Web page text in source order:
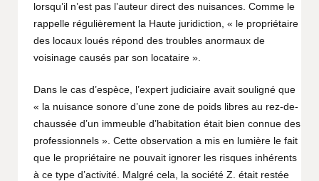
lorsqu’il n’est pas l’auteur direct des nuisances. Comme le
rappelle régulièrement la Haute juridiction, « le propriétaire
des locaux loués répond des troubles anormaux de
voisinage causés par son locataire ».
Dans le cas d’espèce, l’expert judiciaire avait souligné que
« la nuisance sonore d’une zone de poids libres au rez-de-
chaussée d’un immeuble d’habitation était bien connue des
professionnels ». Cette observation a mis en lumière le fait
que le propriétaire ne pouvait ignorer les risques inhérents
à ce type d’activité. Malgré cela, la société Z. était restée